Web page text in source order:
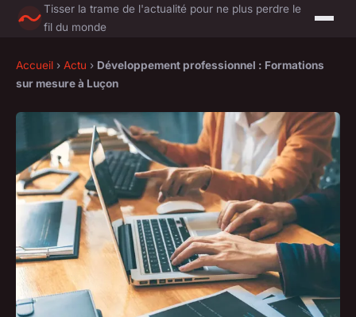
Tisser la trame de l'actualité pour ne plus perdre le
fil du monde
Accueil › Actu › Développement professionnel : Formations
sur mesure à Luçon